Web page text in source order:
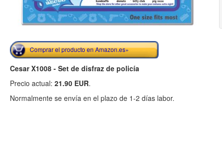
Comprar el producto en Amazon.es»
Cesar X1008 - Set de disfraz de policía
Precio actual: 21.90 EUR.
Normalmente se envía en el plazo de 1-2 días labor.